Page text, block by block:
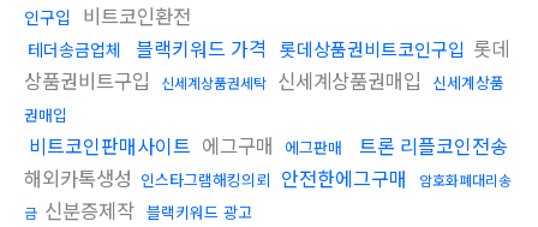
인구입
비트코인환전
테더송금업체 블랙키워드 가격 롯데상품권비트코인구입 롯데
상품권비트구입
신세계상품권세탁 신세계상품권매입
신세계상품
권매입
비트코인판매사이트 에그구매 에그판매
트론 리플코인전송
해외카톡생성 인스타그램해킹의뢰 안전한에그구매
암호화폐대리송
금 신분증제작 블랙키워드 광고